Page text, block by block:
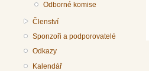
Odborné komise
Členství
Sponzoři a podporovatelé
Odkazy
Kalendář